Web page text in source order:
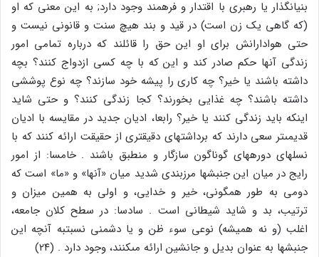
بنیان‏گذار یا رهبرى با اقتدار و فرهمند وجود دارد; به این معنى که او
(که گاهى یک زن است) در قید و بند هیچ سنت و قانونى نیست و
حتى هوادارانش براى او این حق را قائلند که درباره تمامى امور
زندگى آن‏ها حکم صادر کند و این که با چه کسى ازدواج کنند؟ بچه
داشته باشند یا خیر؟ چه کارى را پیشه خود سازند؟ چه نوع پوششى
داشته باشند؟ چه غذایى بخورند؟ کجا زندگى کنند؟ و حتى شاید
این‏که باید زندگى کنند یا خیر؟ رابعا، ادیان جدید در مقایسه با ادیان
قدیمى‏تر سعى دارند که برداشت‏هاى دقیق‏ترى از حقیقت ارائه کنند که با
نسل‏هاى دوره‏هاى گوناگون سازگار و منطبق باشند . خامسا: از امور
رایج در میان این جنبش‏ها مرزبندى شدید میان «آن‏ها» و «ما» است که
دومى به طور همگونى، خیر و خدایى، و اولى به همین میزان و
ترتیب، بد و شاید شیطانى است . سادسا: در سطح کلان جامعه،
اغلب (و نه همیشه) نوعى سوء ظن و یا دشمنى نسبت‏به آنچه این
جنبش‏ها به عنوان بدیل و جانشین ارائه مى‏کنند، وجود دارد . (۲۴)